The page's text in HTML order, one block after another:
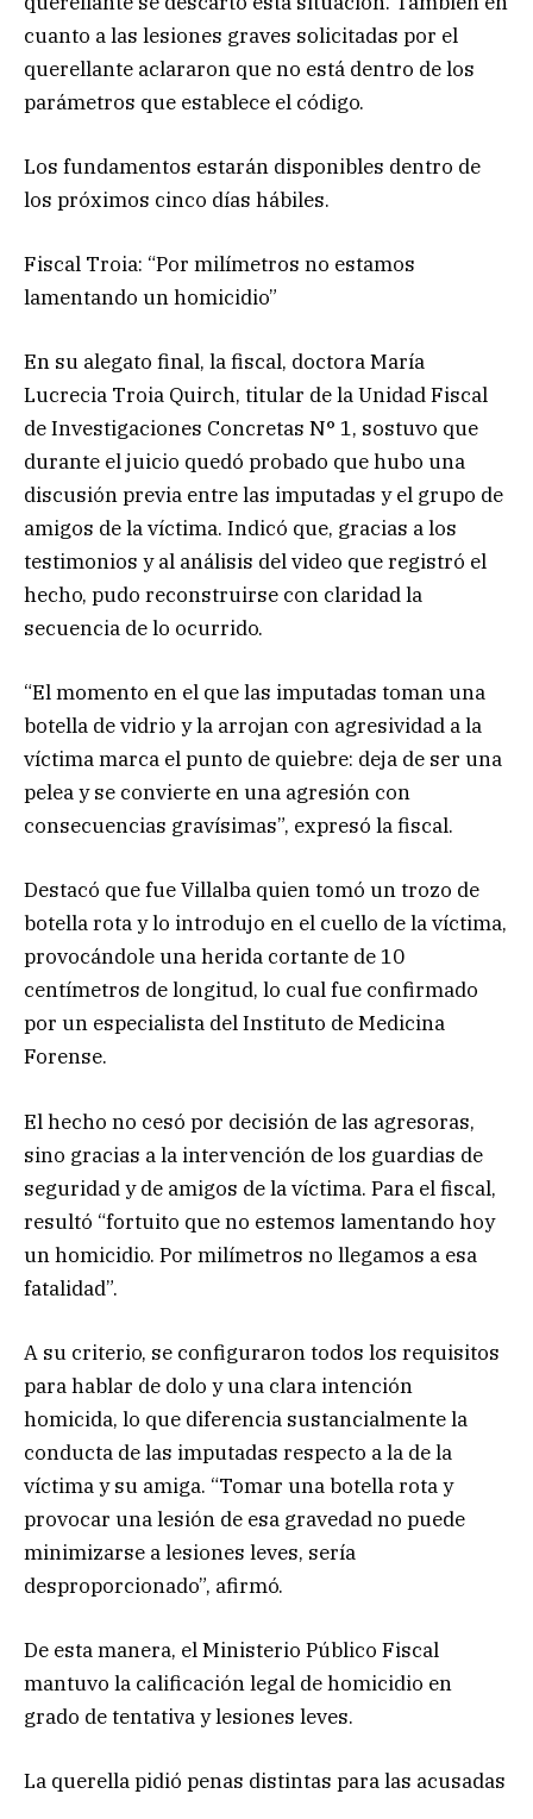
cuanto a las lesiones graves solicitadas por el
querellante aclararon que no está dentro de los
parámetros que establece el código.
Los fundamentos estarán disponibles dentro de
los próximos cinco días hábiles.
Fiscal Troia: “Por milímetros no estamos
lamentando un homicidio”
En su alegato final, la fiscal, doctora María
Lucrecia Troia Quirch, titular de la Unidad Fiscal
de Investigaciones Concretas N° 1, sostuvo que
durante el juicio quedó probado que hubo una
discusión previa entre las imputadas y el grupo de
amigos de la víctima. Indicó que, gracias a los
testimonios y al análisis del video que registró el
hecho, pudo reconstruirse con claridad la
secuencia de lo ocurrido.
“El momento en el que las imputadas toman una
botella de vidrio y la arrojan con agresividad a la
víctima marca el punto de quiebre: deja de ser una
pelea y se convierte en una agresión con
consecuencias gravísimas”, expresó la fiscal.
Destacó que fue Villalba quien tomó un trozo de
botella rota y lo introdujo en el cuello de la víctima,
provocándole una herida cortante de 10
centímetros de longitud, lo cual fue confirmado
por un especialista del Instituto de Medicina
Forense.
El hecho no cesó por decisión de las agresoras,
sino gracias a la intervención de los guardias de
seguridad y de amigos de la víctima. Para el fiscal,
resultó “fortuito que no estemos lamentando hoy
un homicidio. Por milímetros no llegamos a esa
fatalidad”.
A su criterio, se configuraron todos los requisitos
para hablar de dolo y una clara intención
homicida, lo que diferencia sustancialmente la
conducta de las imputadas respecto a la de la
víctima y su amiga. “Tomar una botella rota y
provocar una lesión de esa gravedad no puede
minimizarse a lesiones leves, sería
desproporcionado”, afirmó.
De esta manera, el Ministerio Público Fiscal
mantuvo la calificación legal de homicidio en
grado de tentativa y lesiones leves.
La querella pidió penas distintas para las acusadas